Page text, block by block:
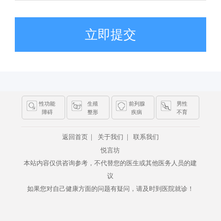
立即提交
性功能
障碍
生殖
整形
前列腺
疾病
男性
不育
返回首页 | 关于我们 |
联系我们
悦言坊
本站内容仅供咨询参考，不代替您的医生或其他医务人员的建
议
如果您对自己健康方面的问题有疑问，请及时到医院就诊！